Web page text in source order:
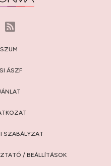
ÁSZF
SZABÁLYZAT
/ BEÁLLÍTÁSOK